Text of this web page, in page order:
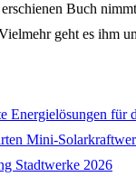
Buch
geht es ihm
Energielösungen für
Mini-
Stadtwerke 2026